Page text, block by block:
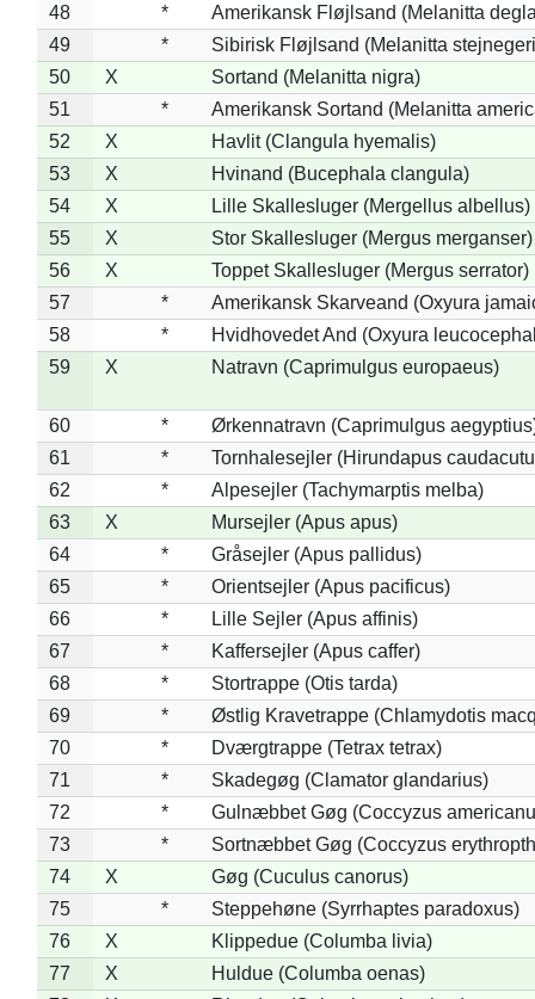
48 *
Amerikansk Fløjlsand (Melanitta
49
*
Sibirisk Fløjlsand (Melanitta
50
X
Sortand (Melanitta nigra)
51
*
Amerikansk Sortand (Melanitta
52
X
Havlit (Clangula hyemalis)
53
X
Hvinand (Bucephala clangula)
54
X
Lille Skallesluger (Mergellus albellus)
55
X
Stor Skallesluger (Mergus merganser)
56
X
Toppet Skallesluger (Mergus serrator)
57
*
Amerikansk Skarveand (Oxyura
58
*
Hvidhovedet And (Oxyura
59
X Natravn (Caprimulgus europaeus)
60 *
Ørkennatravn (Caprimulgus
61
*
Tornhalesejler (Hirundapus
62
*
Alpesejler (Tachymarptis melba)
63
X
Mursejler (Apus apus)
64
*
Gråsejler (Apus pallidus)
65
*
Orientsejler (Apus pacificus)
66
*
Lille Sejler (Apus affinis)
67
*
Kaffersejler (Apus caffer)
68
*
Stortrappe (Otis tarda)
69
*
Østlig Kravetrappe (Chlamydotis
70
*
Dværgtrappe (Tetrax tetrax)
71
*
Skadegøg (Clamator glandarius)
72
*
Gulnæbbet Gøg (Coccyzus
73
*
Sortnæbbet Gøg (Coccyzus
74
X
Gøg (Cuculus canorus)
75
*
Steppehøne (Syrrhaptes paradoxus)
76
X
Klippedue (Columba livia)
77
X
Huldue (Columba oenas)